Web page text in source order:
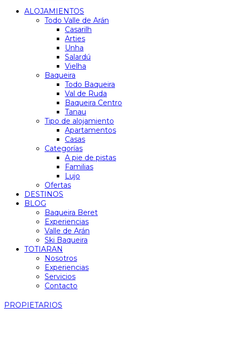
ALOJAMIENTOS
Todo Valle de Arán
Casarilh
Arties
Unha
Salardú
Vielha
Baqueira
Todo Baqueira
Val de Ruda
Baqueira Centro
Tanau
Tipo de alojamiento
Apartamentos
Casas
Categorías
A pie de pistas
Familias
Lujo
Ofertas
DESTINOS
BLOG
Baqueira Beret
Experiencias
Valle de Arán
Ski Baqueira
TOTIARAN
Nosotros
Experiencias
Servicios
Contacto
PROPIETARIOS